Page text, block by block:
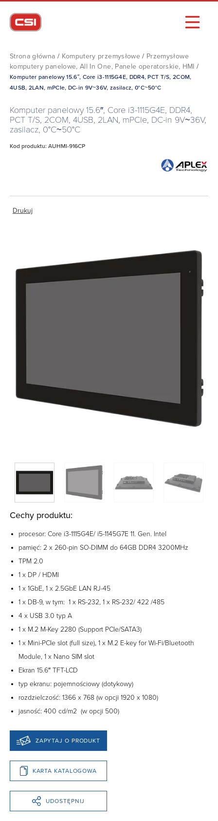
Strona główna / Komputery przemysłowe / Przemysłowe
komputery panelowe, All In One, Panele operatorskie, HMI /
Komputer panelowy 15.6″, Core i3-1115G4E, DDR4, PCT T/S, 2COM,
4USB, 2LAN, mPCIe, DC-in 9V~36V, zasilacz, 0°C~50°C
Komputer panelowy 15.6″, Core i3-1115G4E, DDR4,
PCT T/S, 2COM, 4USB, 2LAN, mPCIe, DC-in 9V~36V,
zasilacz, 0°C~50°C
Kod produktu: AUHMI-916CP
Drukuj
Cechy produktu:
procesor: Core i3-1115G4E/ i5-1145G7E 11. Gen. Intel
pamięć: 2 x 260-pin SO-DIMM do 64GB DDR4 3200MHz
TPM 2.0
1 x DP / HDMI
1 x 1GbE, 1 x 2.5GbE LAN RJ-45
1 x DB-9, w tym: 1 x RS-232, 1 x RS-232/ 422 /485
4 x USB 3.0 typ A
1 x M.2 M-Key 2280 (Support PCIe/SATA3)
1 x Mini-PCIe slot (full size), 1 x M.2 E-key for Wi-Fi/Bluetooth
Module, 1 x Nano SIM slot
Ekran 15.6″ TFT-LCD
typ ekranu: pojemnościowy (dotykowy)
rozdzielczość: 1366 x 768 (w opcji 1920 x 1080)
jasność: 400 cd/m2 (w opcji 500)
ZAPYTAJ O PRODUKT
KARTA KATALOGOWA
UDOSTĘPNIJ